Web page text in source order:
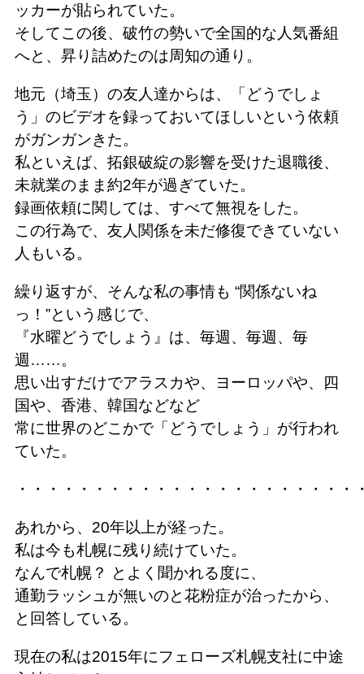
ッカーが貼られていた。
そしてこの後、破竹の勢いで全国的な人気番組
へと、昇り詰めたのは周知の通り。
地元（埼玉）の友人達からは、「どうでしょ
う」のビデオを録っておいてほしいという依頼
がガンガンきた。
私といえば、拓銀破綻の影響を受けた退職後、
未就業のまま約2年が過ぎていた。
録画依頼に関しては、すべて無視をした。
この行為で、友人関係を未だ修復できていない
人もいる。
繰り返すが、そんな私の事情も “関係ないね
っ！”という感じで、
『水曜どうでしょう』は、毎週、毎週、毎
週……。
思い出すだけでアラスカや、ヨーロッパや、四
国や、香港、韓国などなど
常に世界のどこかで「どうでしょう」が行われ
ていた。
・・・・・・・・・・・・・・・・・・・・・・
あれから、20年以上が経った。
私は今も札幌に残り続けていた。
なんで札幌？ とよく聞かれる度に、
通勤ラッシュが無いのと花粉症が治ったから、
と回答している。
現在の私は2015年にフェローズ札幌支社に中途